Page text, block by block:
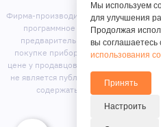
Фирма-производитель оставляет за
программное обеспечение,
предварительного уведомления.
покупке приборов уточняйте
цене у продавцов. Вся информация на
не является публичной офертой.
содержать предложения
отсутствующие на
Мы используем
для улучшения
Продолжая
вы соглашаетесь
использования
Принять
Настроить